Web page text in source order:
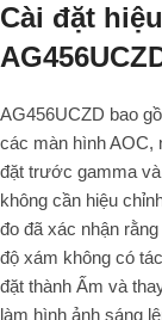
Cài đặt
AG456UCZD bao
các màn hình AOC,
đặt trước gamma
không cần hiệu
đo đã xác nhận
độ xám không có
đặt thành Ấm và
làm hình ảnh sáng